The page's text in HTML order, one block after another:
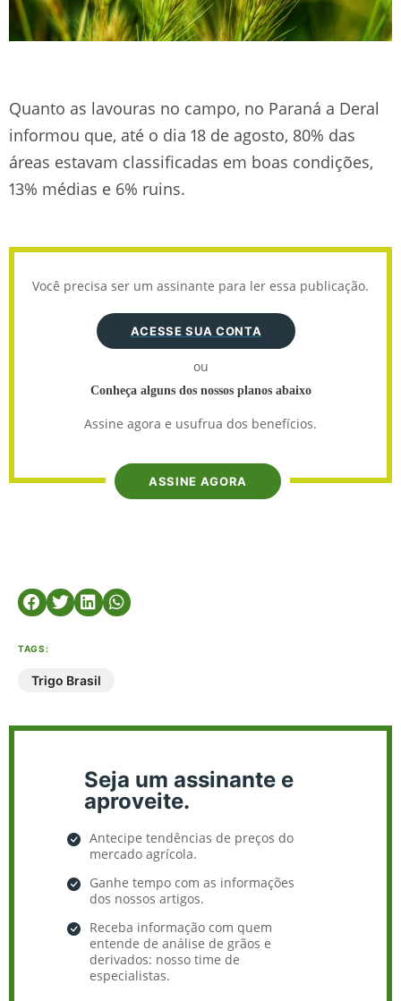
Quanto as lavouras no campo, no Paraná a Deral
informou que, até o dia 18 de agosto, 80% das
áreas estavam classificadas em boas condições,
13% médias e 6% ruins.
Você precisa ser um assinante para ler essa publicação.
ACESSE SUA CONTA
ou
Conheça alguns dos nossos planos abaixo
Assine agora e usufrua dos benefícios.
ASSINE AGORA
TAGS:
Trigo Brasil
Seja um assinante e
aproveite.
Antecipe tendências de preços do
mercado agrícola.
Ganhe tempo com as informações
dos nossos artigos.
Receba informação com quem
entende de análise de grãos e
derivados: nosso time de
especialistas.